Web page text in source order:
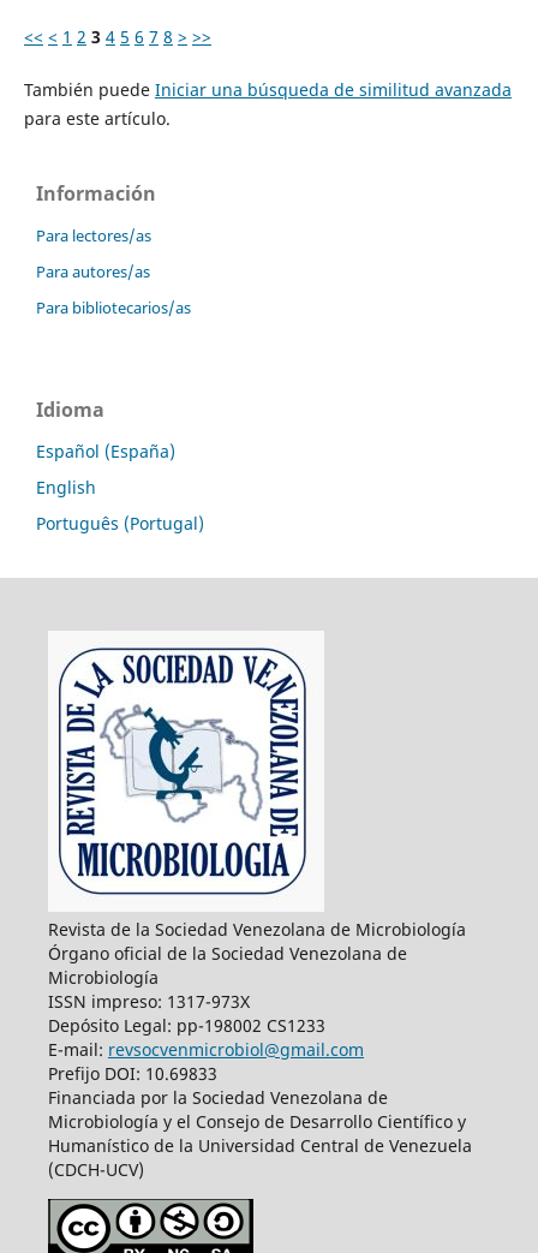
<< < 1 2 3 4 5 6 7 8 > >>
También puede Iniciar una búsqueda de similitud avanzada
para este artículo.
Información
Para lectores/as
Para autores/as
Para bibliotecarios/as
Idioma
Español (España)
English
Português (Portugal)
Revista de la Sociedad Venezolana de Microbiología
Órgano oficial de la Sociedad Venezolana de
Microbiología
ISSN impreso: 1317-973X
Depósito Legal: pp-198002 CS1233
E-mail: revsocvenmicrobiol@gmail.com
Prefijo DOI: 10.69833
Financiada por la Sociedad Venezolana de
Microbiología y el Consejo de Desarrollo Científico y
Humanístico de la Universidad Central de Venezuela
(CDCH-UCV)